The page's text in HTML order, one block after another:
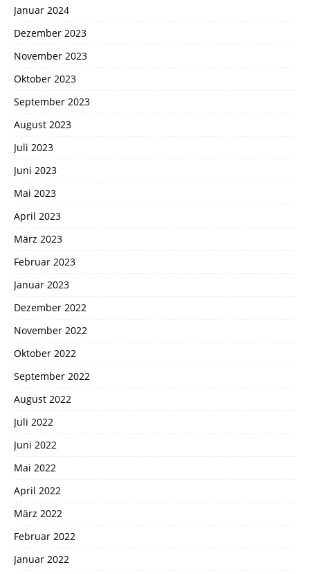
Januar 2024
Dezember 2023
November 2023
Oktober 2023
September 2023
August 2023
Juli 2023
Juni 2023
Mai 2023
April 2023
März 2023
Februar 2023
Januar 2023
Dezember 2022
November 2022
Oktober 2022
September 2022
August 2022
Juli 2022
Juni 2022
Mai 2022
April 2022
März 2022
Februar 2022
Januar 2022